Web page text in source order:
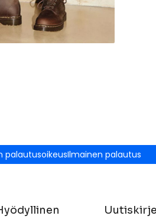
palautusoikeusIlmainen palautus
Uutiskirje